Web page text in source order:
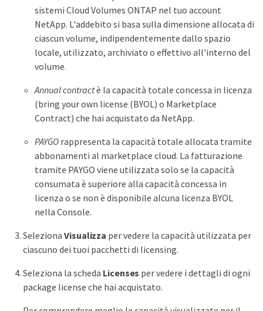
sistemi Cloud Volumes ONTAP nel tuo account
NetApp. L'addebito si basa sulla dimensione allocata di
ciascun volume, indipendentemente dallo spazio
locale, utilizzato, archiviato o effettivo all'interno del
volume.
Annual contractè la capacità totale concessa in licenza
(bring your own license (BYOL) o Marketplace
Contract) che hai acquistato da NetApp.
PAYGO rappresenta la capacità totale allocata tramite
abbonamenti al marketplace cloud. La fatturazione
tramite PAYGO viene utilizzata solo se la capacità
consumata è superiore alla capacità concessa in
licenza o se non è disponibile alcuna licenza BYOL
nella Console.
Seleziona Visualizza per vedere la capacità utilizzata per
ciascuno dei tuoi pacchetti di licensing.
Seleziona la scheda Licenses per vedere i dettagli di ogni
package license che hai acquistato.